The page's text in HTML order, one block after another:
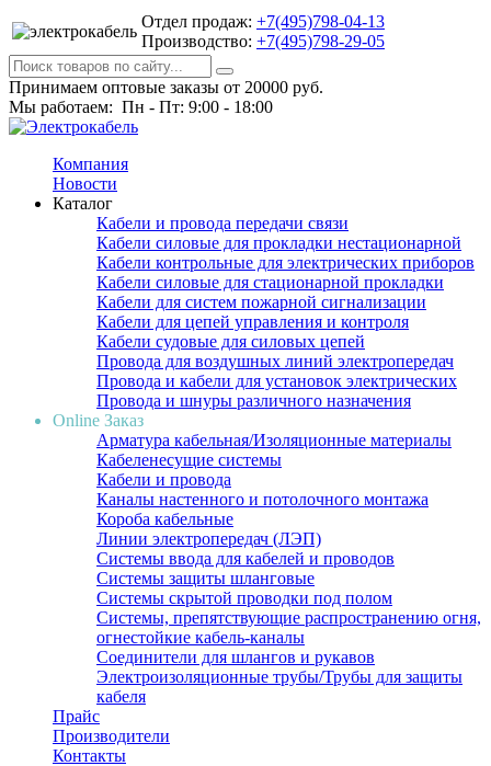
Отдел продаж: +7(495)798-04-13
Производство: +7(495)798-29-05
Принимаем оптовые заказы от 20000 руб.
Мы работаем: Пн - Пт: 9:00 - 18:00
Компания
Новости
Каталог
Кабели и провода передачи связи
Кабели силовые для прокладки нестационарной
Кабели контрольные для электрических приборов
Кабели силовые для стационарной прокладки
Кабели для систем пожарной сигнализации
Кабели для цепей управления и контроля
Кабели судовые для силовых цепей
Провода для воздушных линий электропередач
Провода и кабели для установок электрических
Провода и шнуры различного назначения
Online Заказ
Арматура кабельная/Изоляционные материалы
Кабеленесущие системы
Кабели и провода
Каналы настенного и потолочного монтажа
Короба кабельные
Линии электропередач (ЛЭП)
Системы ввода для кабелей и проводов
Системы защиты шланговые
Системы скрытой проводки под полом
Системы, препятствующие распространению огня,
огнестойкие кабель-каналы
Соединители для шлангов и рукавов
Электроизоляционные трубы/Трубы для защиты
кабеля
Прайс
Производители
Контакты